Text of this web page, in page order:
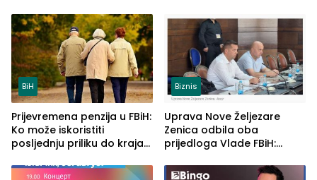
ljeta (FOTO)
BiH
Prijevremena penzija u FBiH:
Ko može iskoristiti
posljednju priliku do kraja
Biznis
Uprava Nove Željezare
Zenica odbila oba
prijedloga Vlade FBiH:
rješenje